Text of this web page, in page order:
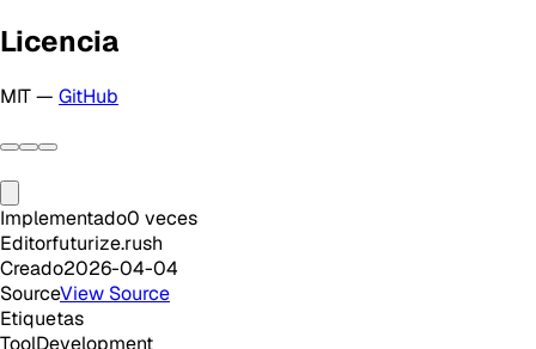
Licencia
MIT — GitHub
Implementado0 veces
Editorfuturize.rush
Creado2026-04-04
SourceView Source
Etiquetas
ToolDevelopment